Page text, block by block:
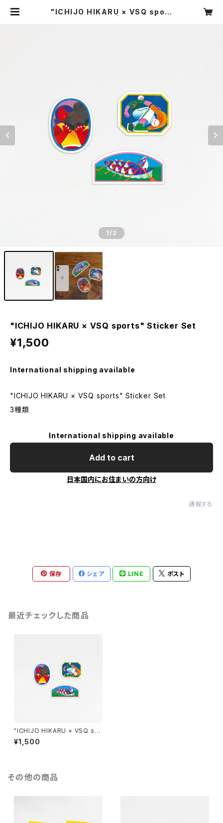
"ICHIJO HIKARU × VSQ sport
1/2
"ICHIJO HIKARU × VSQ sports" Sticker Set
¥1,500
International shipping available
"ICHIJO HIKARU × VSQ sports" Sticker Set
3種類
International shipping available
Add to cart
日本国内にお住まいの方向け
通報する
保存 シェア LINE ポスト
最近チェックした商品
"ICHIJO HIKARU × VSQ sp
orts" Sticker Set
¥1,500
その他の商品